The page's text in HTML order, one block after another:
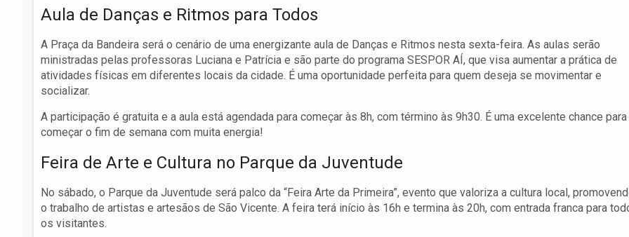
Aula de Danças e Ritmos para Todos
A Praça da Bandeira será o cenário de uma energizante aula de Danças e Ritmos nesta sexta-feira. As aulas serão
ministradas pelas professoras Luciana e Patrícia e são parte do programa SESPOR AÍ, que visa aumentar a prática de
atividades físicas em diferentes locais da cidade. É uma oportunidade perfeita para quem deseja se movimentar e
socializar.
A participação é gratuita e a aula está agendada para começar às 8h, com término às 9h30. É uma excelente chance para
começar o fim de semana com muita energia!
Feira de Arte e Cultura no Parque da Juventude
No sábado, o Parque da Juventude será palco da “Feira Arte da Primeira”, evento que valoriza a cultura local,
o trabalho de artistas e artesãos de São Vicente. A feira terá início às 16h e termina às 20h, com entrada franca para
os visitantes.